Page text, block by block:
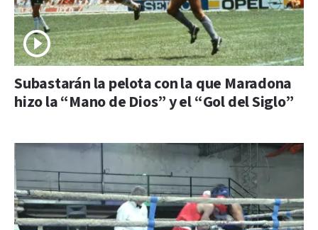
Subastarán la pelota con la que Maradona
hizo la “Mano de Dios” y el “Gol del Siglo”